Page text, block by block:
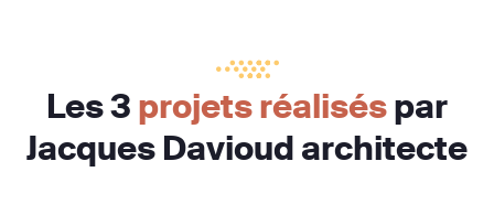
Les 3 projets réaliséspar
Jacques Davioud architecte